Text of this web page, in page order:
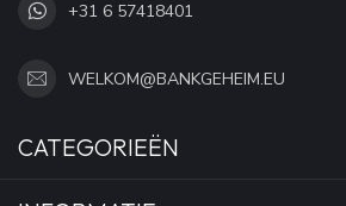
+31 6 57418401
WELKOM@BANKGEHEIM.EU
CATEGORIEËN